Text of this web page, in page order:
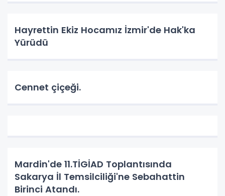
Hayrettin Ekiz Hocamız İzmir'de Hak'ka
Yürüdü
Cennet çiçeği.
Mardin'de 11.TİGİAD Toplantısında
Sakarya İl Temsilciliği'ne Sebahattin
Birinci Atandı.